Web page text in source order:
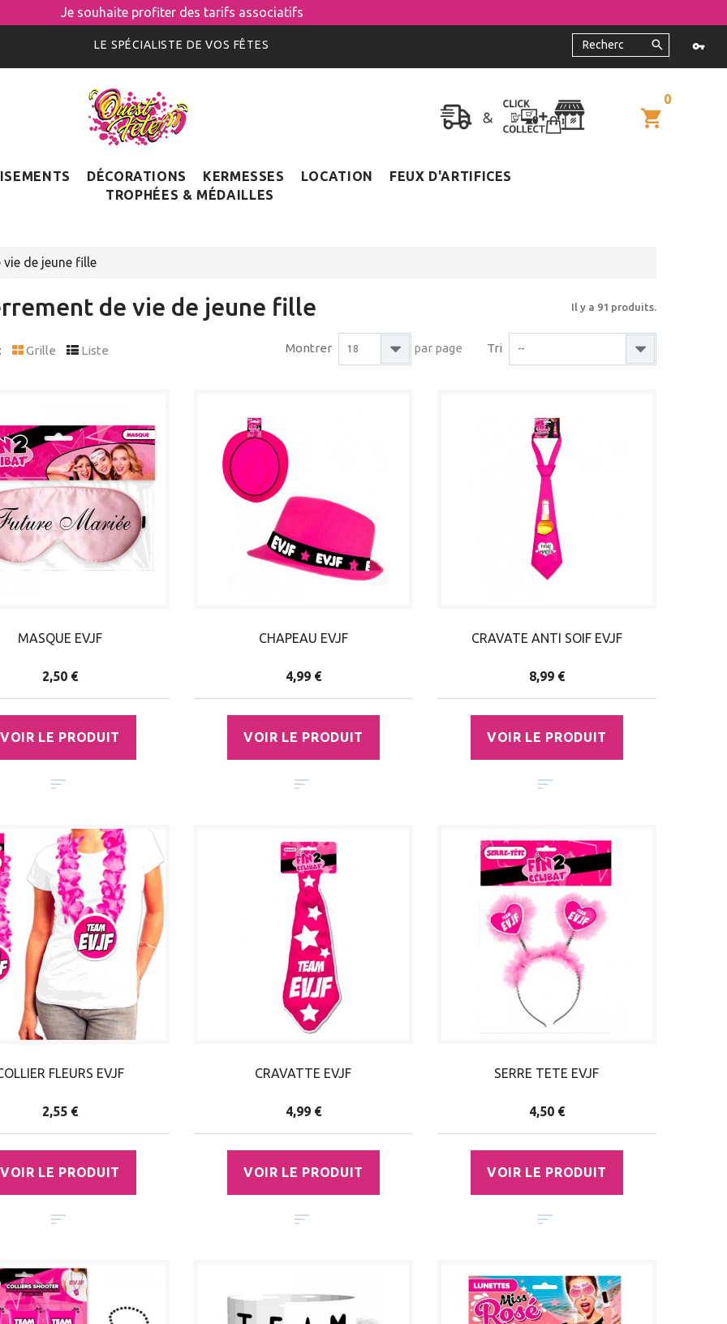
Je souhaite profiter des tarifs associatifs
LE SPÉCIALISTE DE VOS FÊTES
0
DÉCORATIONS KERMESSES LOCATION
FEUX D'ARTIFICES
TROPHÉES & MÉDAILLES
de jeune fille
de vie de jeune fille Il y a 91 produits.
Grille Liste Tri --
Montrer 18 par page
MASQUE EVJF
2,50 €
VOIR LE PRODUIT
CHAPEAU EVJF
4,99 €
VOIR LE PRODUIT
CRAVATE ANTI SOIF EVJF
8,99 €
VOIR LE PRODUIT
FLEURS EVJF
2,55 €
VOIR LE PRODUIT
CRAVATTE EVJF
4,99 €
VOIR LE PRODUIT
SERRE TETE EVJF
4,50 €
VOIR LE PRODUIT